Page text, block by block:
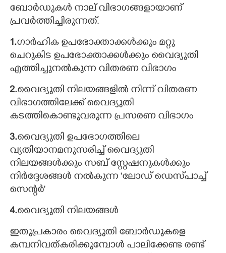
ബോർഡുകൾ നാല് വിഭാഗങ്ങളായാണ്
പ്രവർത്തിച്ചിരുന്നത്.
1.ഗാർഹിക ഉപഭോക്താക്കൾക്കും മറ്റു
ചെറുകിട ഉപഭോക്താക്കൾക്കും വൈദ്യുതി
എത്തിച്ചുനൽകുന്ന വിതരണ വിഭാഗം
2.വൈദ്യുതി നിലയങ്ങളിൽ നിന്ന് വിതരണ
വിഭാഗത്തിലേക്ക് വൈദ്യുതി
കടത്തികൊണ്ടുവരുന്ന പ്രസരണ വിഭാഗം
3.വൈദ്യുതി ഉപഭോഗത്തിലെ
വ്യതിയാനമനുസരിച്ച് വൈദ്യുതി
നിലയങ്ങൾക്കും സബ് സ്റ്റേഷനുകൾക്കും
നിർദ്ദേശങ്ങൾ നൽകുന്ന 'ലോഡ് ഡെസ്‌പാച്ച്
സെന്റർ'
4.വൈദ്യുതി നിലയങ്ങൾ
ഇതുപ്രകാരം വൈദ്യുതി ബോർഡുകളെ
കമ്പനിവത്കരിക്കുമ്പോൾ പാലിക്കേണ്ട രണ്ട്